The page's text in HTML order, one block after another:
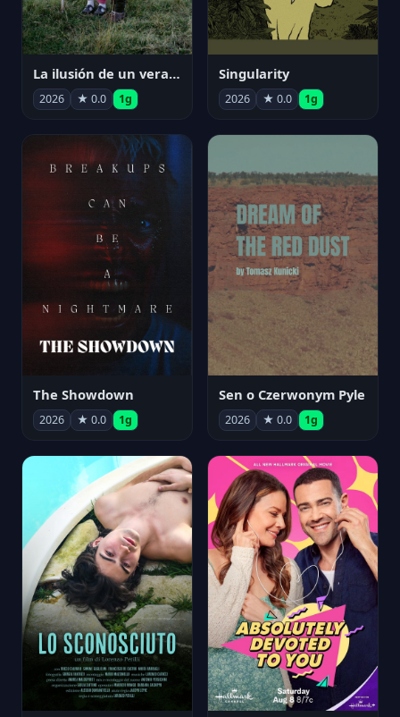
La ilusión de un verano sin fin
2026 ★ 0.0 1g
Singularity
2026 ★ 0.0 1g
The Showdown
2026 ★ 0.0 1g
Sen o Czerwonym Pyle
2026 ★ 0.0 1g